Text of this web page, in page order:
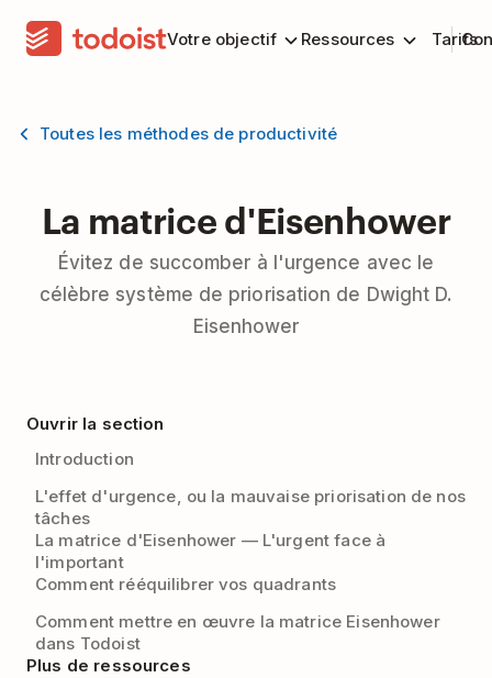
Votre objectif Ressources Tarifs
Toutes les méthodes de productivité
La matrice d'Eisenhower
Évitez de succomber à l'urgence avec le
célèbre système de priorisation de Dwight D.
Eisenhower
Ouvrir la section
Introduction
L'effet d'urgence, ou la mauvaise priorisation de nos
tâches
La matrice d'Eisenhower — L'urgent face à
l'important
Comment rééquilibrer vos quadrants
Comment mettre en œuvre la matrice Eisenhower
dans Todoist
Plus de ressources